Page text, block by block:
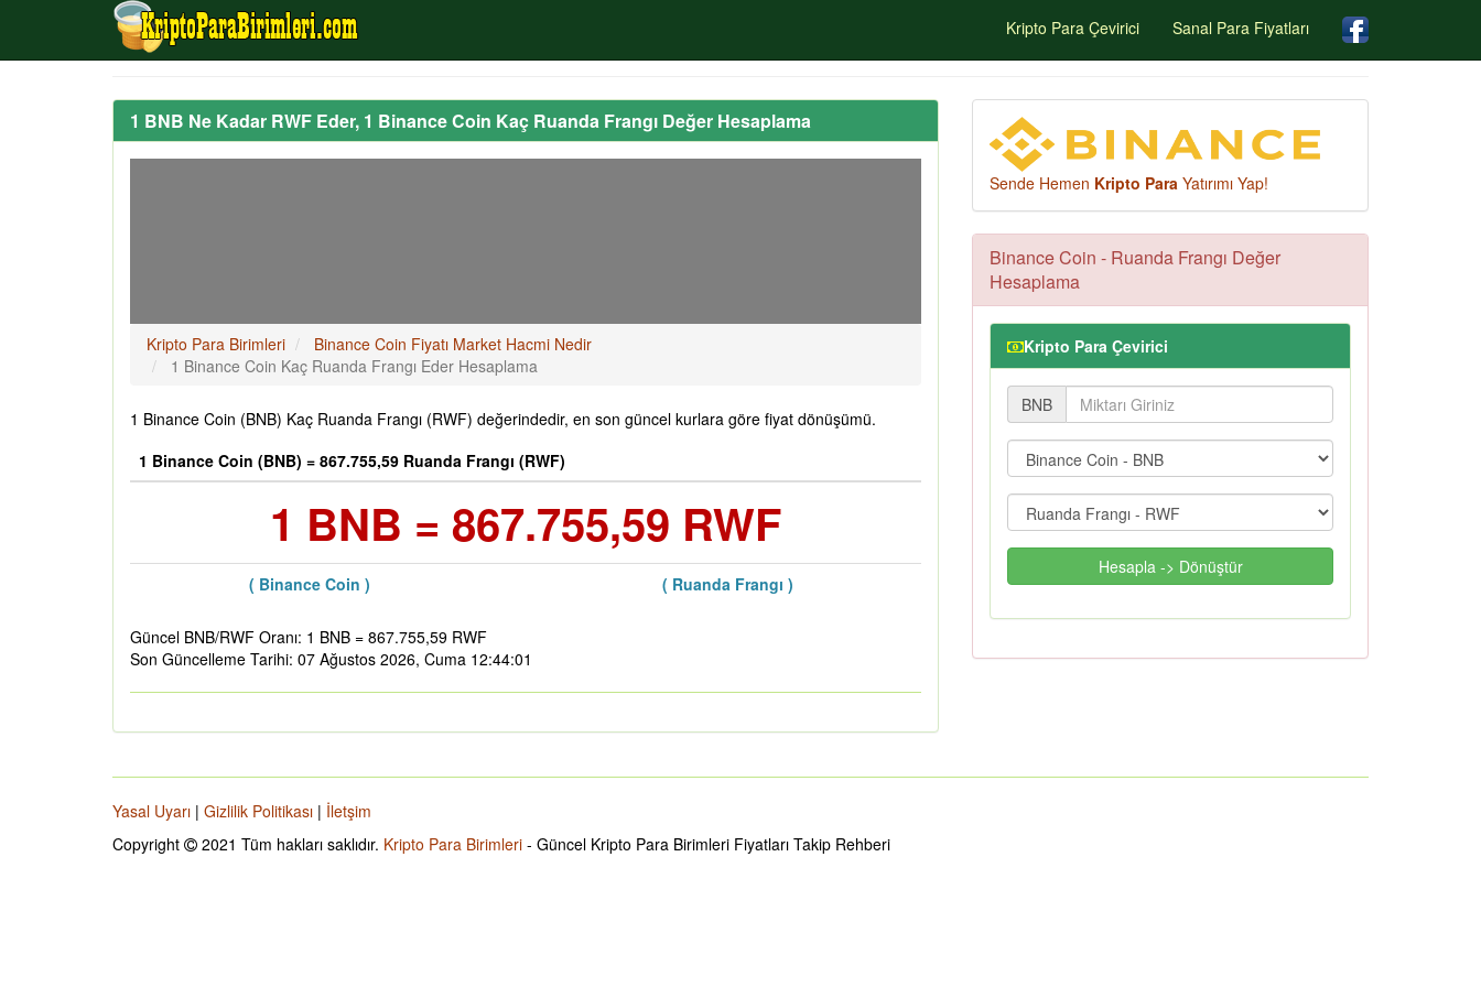
Kripto Para Çevirici Sanal Para Fiyatları
1 BNB Ne Kadar RWF Eder, 1 Binance Coin Kaç Ruanda Frangı Değer Hesaplama
Kripto Para Birimleri
Binance Coin Fiyatı Market Hacmi Nedir
1 Binance Coin Kaç Ruanda Frangı Eder Hesaplama
1 Binance Coin (BNB) Kaç Ruanda Frangı (RWF) değerindedir, en son güncel kurlara göre fiyat dönüşümü.
1 Binance Coin (BNB) = 867.755,59 Ruanda Frangı (RWF)
1 BNB = 867.755,59 RWF
( Binance Coin ) ( Ruanda Frangı )
Güncel BNB/RWF Oranı: 1 BNB = 867.755,59 RWF
Son Güncelleme Tarihi: 07 Ağustos 2026, Cuma 12:44:01
Sende Hemen Kripto Para Yatırımı Yap!
Binance Coin - Ruanda Frangı Değer
Hesaplama
Kripto Para Çevirici
BNB
Hesapla -> Dönüştür
Yasal Uyarı | Gizlilik Politikası | İletşim
Copyright
2021 Tüm hakları saklıdır. Kripto Para Birimleri - Güncel Kripto Para Birimleri Fiyatları Takip Rehberi